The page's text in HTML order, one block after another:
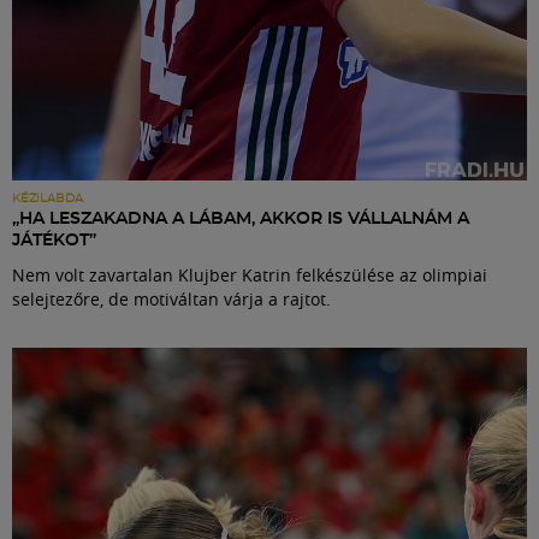
KÉZILABDA
„HA LESZAKADNA A LÁBAM, AKKOR IS VÁLLALNÁM A
JÁTÉKOT”
Nem volt zavartalan Klujber Katrin felkészülése az olimpiai
selejtezőre, de motiváltan várja a rajtot.